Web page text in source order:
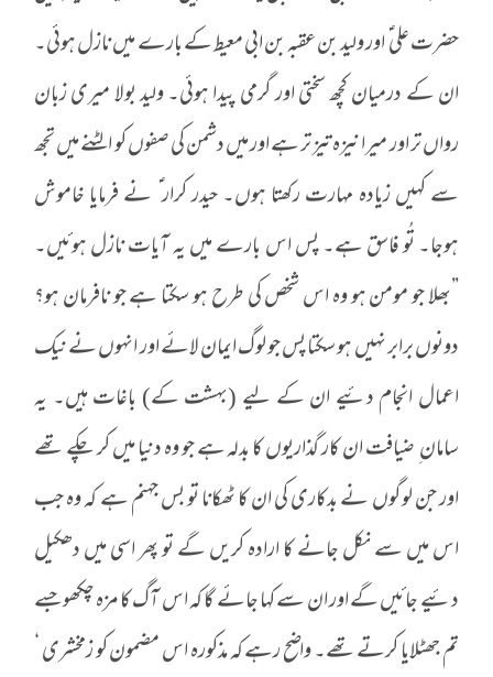
حضرت علی ؑ اور ولید بن عقبہ بن ابی معیط کے بارے میں نازل ہوئی۔
ان کے درمیان کچھ سختی اور گرمی پیدا ہوئی۔ ولید بولا میری زبان
رواں تر اور میرا نیزہ تیز تر ہے اور میں دشمن کی صفوں کو الٹنے میں تجھ
سے کہیں زیادہ مہارت رکھتا ہوں۔ حیدر کرار ؑ نے فرمایا خاموش
ہوجا۔ تُو فاسق ہے۔ پس اس بارے میں یہ آیات نازل ہوئیں۔
”بھلا جو مومن ہو وہ اس شخص کی طرح ہو سکتا ہے جو نافرمان ہو؟
دونوں برابر نہیں ہو سکتا پس جو لوگ ایمان لائے اور انہوں نے نیک
اعمال انجام دئیے ان کے لیے (بہشت کے) باغات ہیں۔ یہ
سامان ِ ضیافت ان کار گذاریوں کا بدلہ ہے جو وہ دنیا میں کر چکے تھے
اور جن لوگوں نے بدکاری کی ان کا ٹھکانا تو بس جہنم ہے کہ وہ جب
اس میں سے نکل جانے کا ارادہ کریں گے تو پھر اسی میں دھکیل
دئیے جائیں گے اور ان سے کہا جائے گا کہ اس آگ کا مزہ چکھو جسے
تم جھٹلایا کرتے تھے۔ واضح رہے کہ مذکورہ اس مضمون کو زمخشری ‘